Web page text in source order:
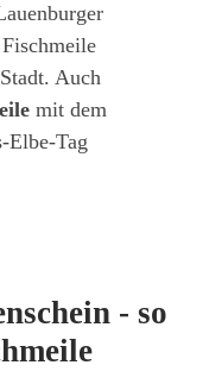
Auch
mit dem
Elbe-Tag
- so